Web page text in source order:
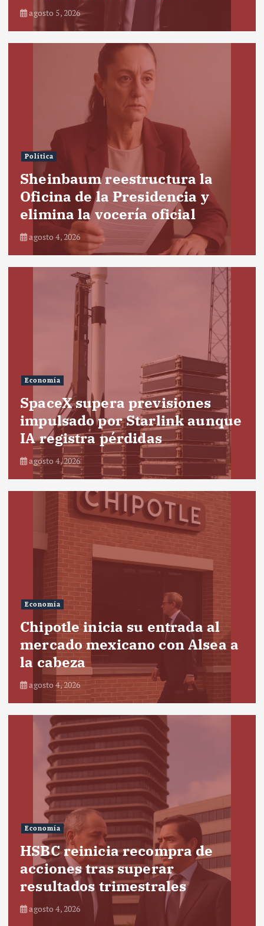
agosto 5, 2026
Política
Sheinbaum reestructura la
Oficina de la Presidencia y
elimina la vocería oficial
agosto 4, 2026
Economía
SpaceX supera previsiones
impulsado por Starlink aunque
IA registra pérdidas
agosto 4, 2026
Economía
Chipotle inicia su entrada al
mercado mexicano con Alsea a
la cabeza
agosto 4, 2026
Economía
HSBC reinicia recompra de
acciones tras superar
resultados trimestrales
agosto 4, 2026